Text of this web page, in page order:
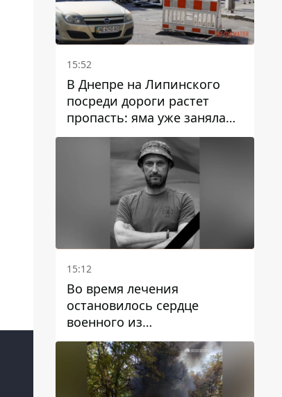
15:52
В Днепре на Липинского
посреди дороги растет
пропасть: яма уже заняла
полосу движения
15:12
Во время лечения
остановилось сердце
военного из
Днепропетровской области
Ростислава Лупашко